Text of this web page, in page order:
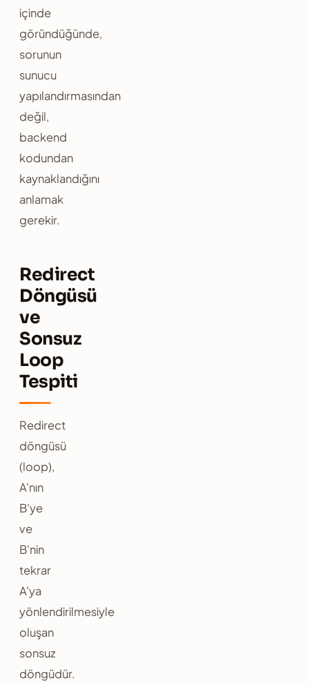
içinde
göründüğünde,
sorunun
sunucu
yapılandırmasından
değil,
backend
kodundan
kaynaklandığını
anlamak
gerekir.
Redirect
Döngüsü
ve
Sonsuz
Loop
Tespiti
Redirect
döngüsü
(loop),
A'nın
B'ye
ve
B'nin
tekrar
A'ya
yönlendirilmesiyle
oluşan
sonsuz
döngüdür.